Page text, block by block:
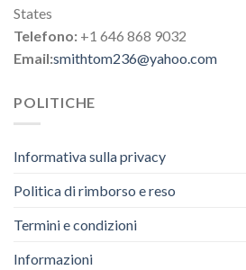
States
Telefono: +1 646 868 9032
Email:smithtom236@yahoo.com
POLITICHE
Informativa sulla privacy
Politica di rimborso e reso
Termini e condizioni
Informazioni